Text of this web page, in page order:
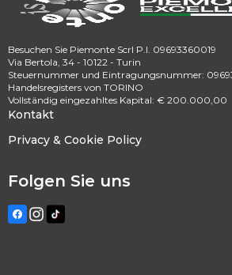
Besuchen Sie Piemonte Scrl P.I. 09693360019
Via Bertola, 34 - 10122 - Turin
Steuernummer und Eintragungsnummer:
Handelsregisters von TORINO
Vollständig eingezahltes Kapital: € 200.000,00
Kontakt
Privacy & Cookie Policy
Folgen Sie uns